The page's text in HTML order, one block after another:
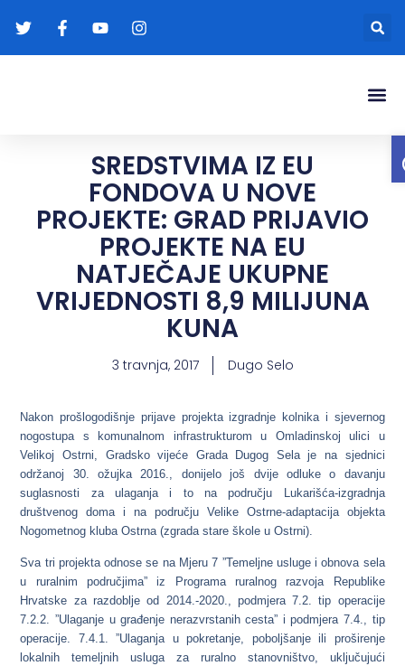
SREDSTVIMA IZ EU
FONDOVA U NOVE
PROJEKTE: GRAD PRIJAVIO
PROJEKTE NA EU
NATJEČAJE UKUPNE
VRIJEDNOSTI 8,9 MILIJUNA
KUNA
3 travnja, 2017 Dugo Selo
Nakon prošlogodišnje prijave projekta izgradnje kolnika i sjevernog
nogostupa s komunalnom infrastrukturom u Omladinskoj ulici u
Velikoj Ostrni, Gradsko vijeće Grada Dugog Sela je na sjednici
održanoj 30. ožujka 2016., donijelo još dvije odluke o davanju
suglasnosti za ulaganja i to na području Lukarišća-izgradnja
društvenog doma i na području Velike Ostrne-adaptacija objekta
Nogometnog kluba Ostrna (zgrada stare škole u Ostrni).
Sva tri projekta odnose se na Mjeru 7 ”Temeljne usluge i obnova sela
u ruralnim područjima” iz Programa ruralnog razvoja Republike
Hrvatske za razdoblje od 2014.-2020., podmjera 7.2. tip operacije
7.2.2. ”Ulaganje u građenje nerazvrstanih cesta” i podmjera 7.4., tip
operacije. 7.4.1. ”Ulaganja u pokretanje, poboljšanje ili proširenje
lokalnih temeljnih usluga za ruralno stanovništvo, uključujući